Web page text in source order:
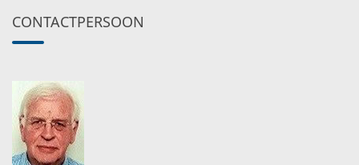
CONTACTPERSOON